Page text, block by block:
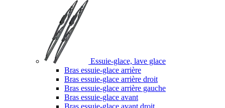
Essuie-glace, lave glace
Bras essuie-glace arrière
Bras essuie-glace arrière droit
Bras essuie-glace arrière gauche
Bras essuie-glace avant
Bras essuie-glace avant droit